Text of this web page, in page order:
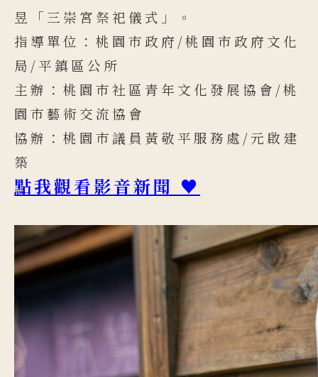
昱「三崇宮祭祀儀式」。
指導單位：桃園市政府/桃園市政府文化
局/平鎮區公所
主辦：桃園市社區青年文化發展協會/桃
園市藝術交流協會
協辦：桃園市議員黃敬平服務處/元啟建
築
點我觀看影音新聞 ♥